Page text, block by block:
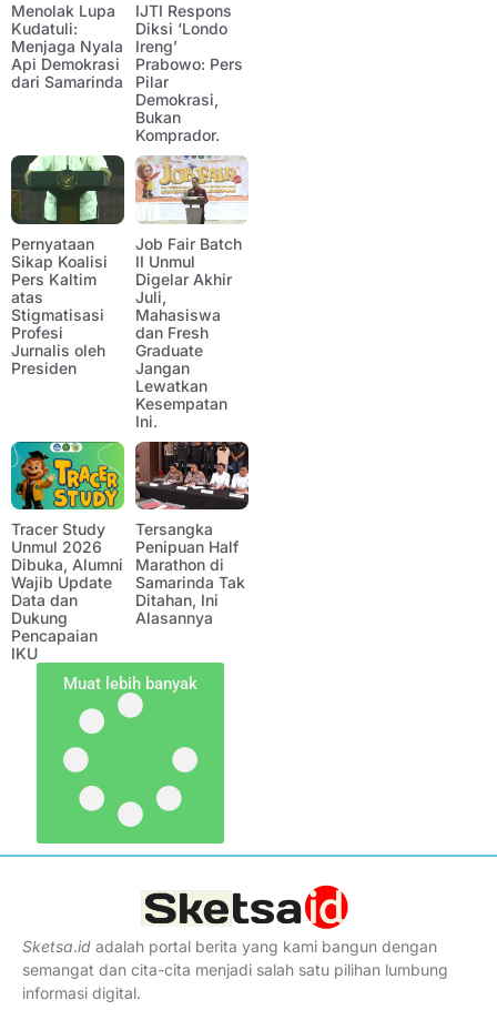
Menolak Lupa
Kudatuli:
Menjaga Nyala
Api Demokrasi
dari Samarinda
IJTI Respons
Diksi ‘Londo
Ireng’
Prabowo: Pers
Pilar
Demokrasi,
Bukan
Komprador.
Pernyataan
Sikap Koalisi
Pers Kaltim
atas
Stigmatisasi
Profesi
Jurnalis oleh
Presiden
Job Fair Batch
II Unmul
Digelar Akhir
Juli,
Mahasiswa
dan Fresh
Graduate
Jangan
Lewatkan
Kesempatan
Ini.
Tracer Study
Unmul 2026
Dibuka, Alumni
Wajib Update
Data dan
Dukung
Pencapaian
IKU
Tersangka
Penipuan Half
Marathon di
Samarinda Tak
Ditahan, Ini
Alasannya
Muat lebih banyak
Sketsa.id adalah portal berita yang kami bangun dengan
semangat dan cita-cita menjadi salah satu pilihan lumbung
informasi digital.